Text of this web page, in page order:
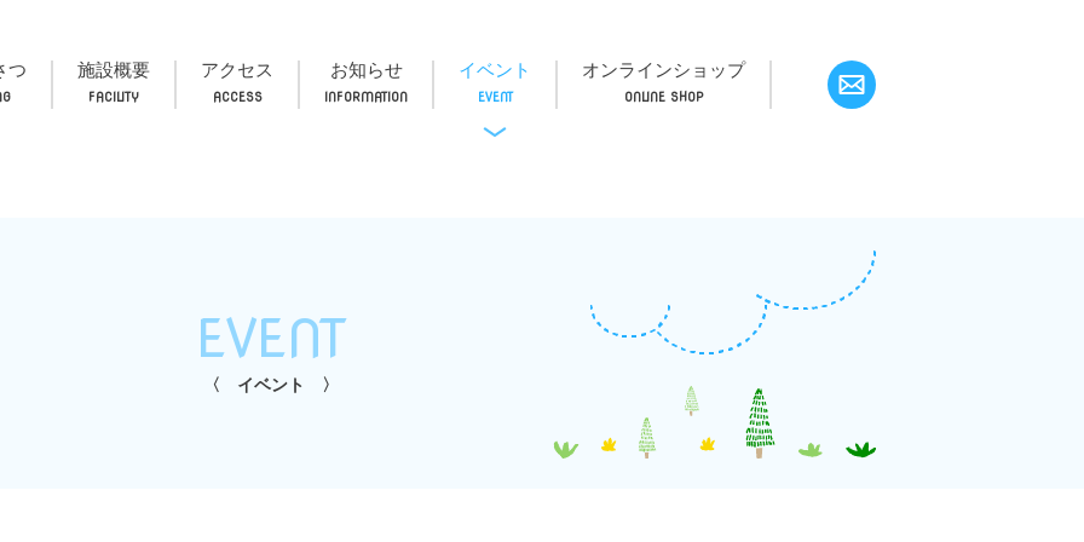
つ 施設概要 アクセス お知らせ イベント オンラインショップ
EVENT
イベント